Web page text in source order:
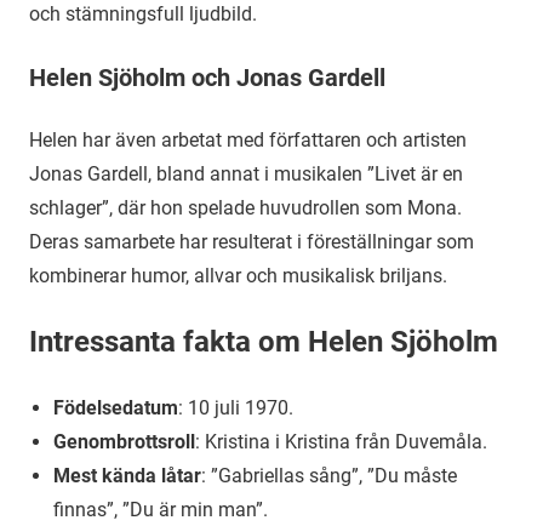
och stämningsfull ljudbild.
Helen Sjöholm och Jonas Gardell
Helen har även arbetat med författaren och artisten
Jonas Gardell, bland annat i musikalen ”Livet är en
schlager”, där hon spelade huvudrollen som Mona.
Deras samarbete har resulterat i föreställningar som
kombinerar humor, allvar och musikalisk briljans.
Intressanta fakta om Helen Sjöholm
Födelsedatum: 10 juli 1970.
Genombrottsroll: Kristina i Kristina från Duvemåla.
Mest kända låtar: ”Gabriellas sång”, ”Du måste
finnas”, ”Du är min man”.